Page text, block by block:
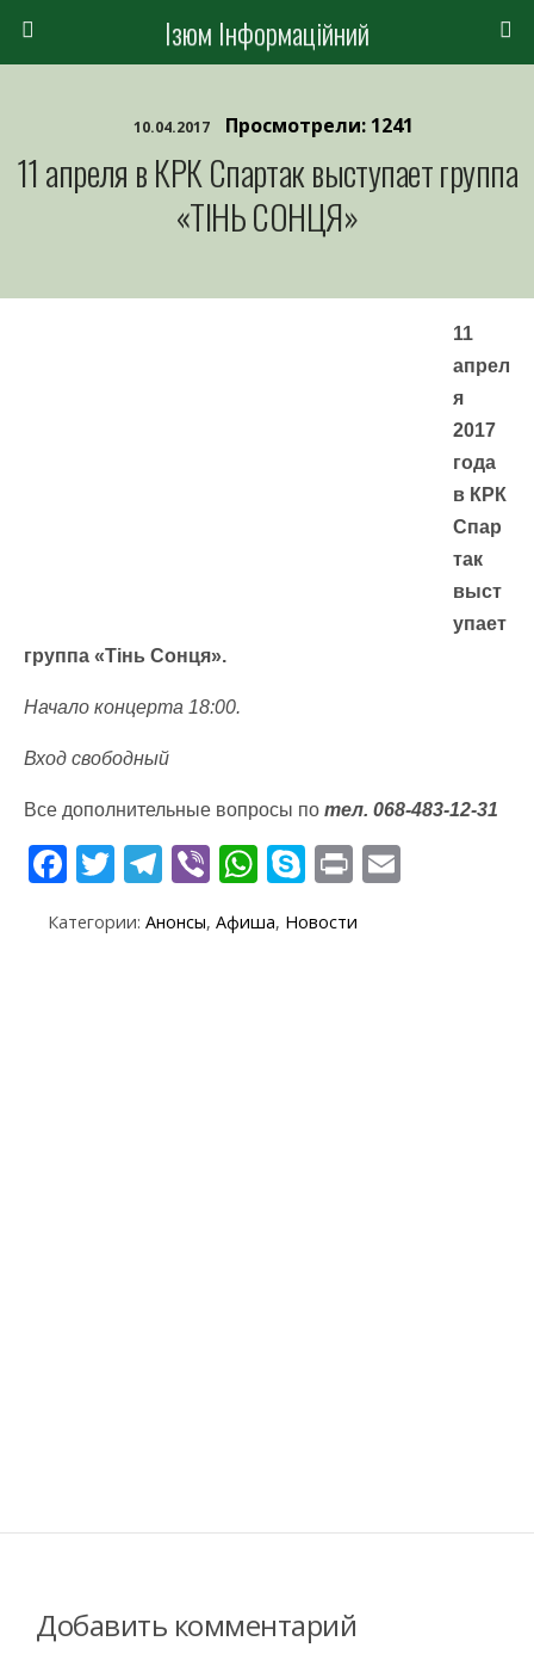
Ізюм Інформаційний
10.04.2017 Просмотрели: 1241
11 апреля в КРК Спартак выступает группа
«ТІНЬ СОНЦЯ»
11
апрел
я
2017
года
в КРК
Спар
так
выст
упает
группа «Тінь Сонця».
Начало концерта 18:00.
Вход свободный
Все дополнительные вопросы по тел. 068-483-12-31
F
e
T
itt
T
e
Vi
b
er
W
at
S
y
Pr
t
Категории: Анонсы, Афиша, Новости
Добавить комментарий